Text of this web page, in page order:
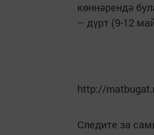
көннәрендә
– дүрт (9-12
http://
Следите за